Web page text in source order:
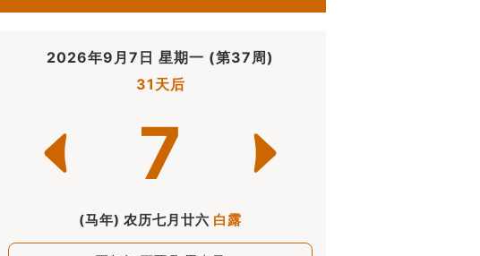
2026年9月7日 星期一 (第37周)
31天后
7
(马年) 农历七月廿六 白露